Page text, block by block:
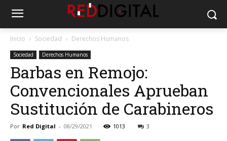
Inicio Sociedad Derechos Humanos
Sociedad Derechos Humanos
Barbas en Remojo:
Convencionales Aprueban
Sustitución de Carabineros
Por Red Digital - 08/29/2021 1013 3